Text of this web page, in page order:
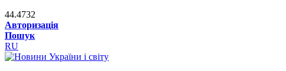
44.4732
Авторизація
Пошук
RU